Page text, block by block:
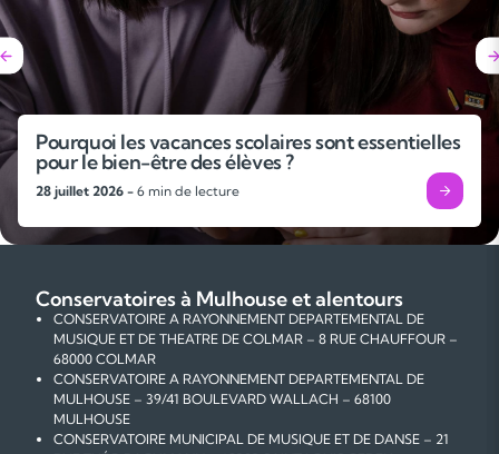
Pourquoi les vacances scolaires sont essentielles
pour le bien-être des élèves ?
28 juillet 2026 - 6 min de lecture
Conservatoires à Mulhouse et alentours
CONSERVATOIRE A RAYONNEMENT DEPARTEMENTAL DE
MUSIQUE ET DE THEATRE DE COLMAR – 8 RUE CHAUFFOUR –
68000 COLMAR
CONSERVATOIRE A RAYONNEMENT DEPARTEMENTAL DE
MULHOUSE – 39/41 BOULEVARD WALLACH – 68100
MULHOUSE
CONSERVATOIRE MUNICIPAL DE MUSIQUE ET DE DANSE – 21